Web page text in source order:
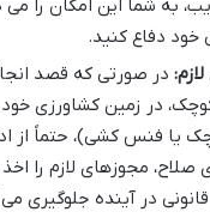
به شما این امکان را
خود دفاع کنید.
در صورتی که قصد
در زمین کشاورزی
یا فنس کشی)، حتماً از
صلاح، مجوزهای لازم را اخذ
در آینده جلوگیری